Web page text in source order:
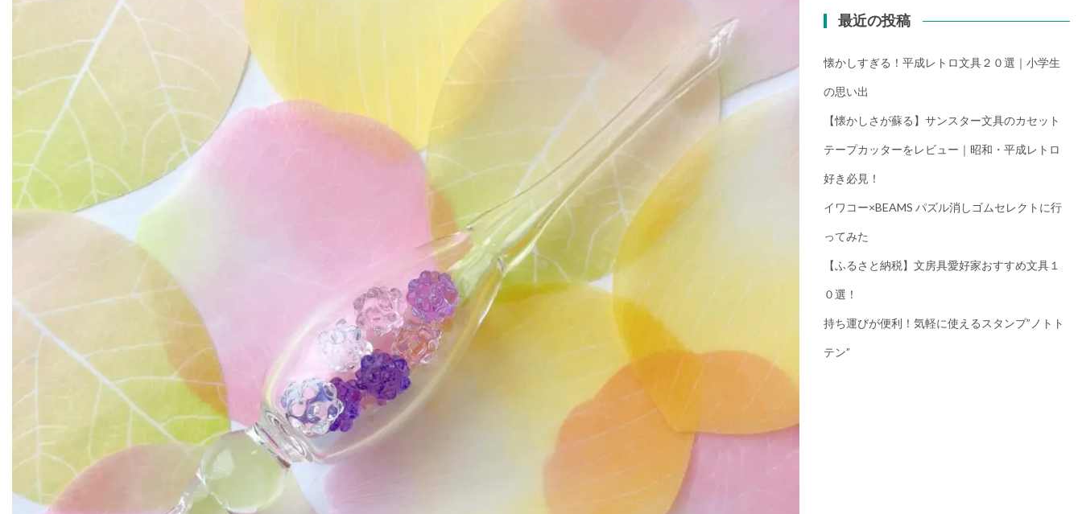
最近の投稿
懐かしすぎる！平成レトロ文具２０選｜小学生
の思い出
【懐かしさが蘇る】サンスター文具のカセット
テープカッターをレビュー｜昭和・平成レトロ
好き必見！
イワコー×BEAMS パズル消しゴムセレクトに行
ってみた
【ふるさと納税】文房具愛好家おすすめ文具１
０選！
持ち運びが便利！気軽に使えるスタンプ”ノトト
テン”